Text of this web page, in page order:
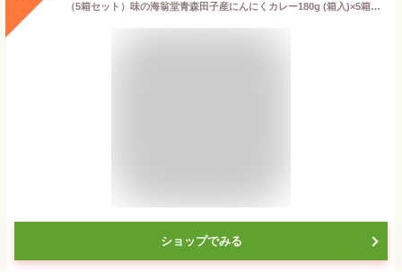
（5箱セット）味の海翁堂青森田子産にんにくカレー180g (箱入)×5箱セット（ニンニク・大蒜・野菜カレー）（東北・青森ご当地カレー）（レトルトカレー）
ショップでみる